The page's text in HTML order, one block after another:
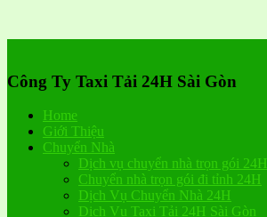
Công Ty Taxi Tải 24H Sài Gòn
Home
Giới Thiệu
Chuyển Nhà
Dịch vụ chuyển nhà trọn gói 24H
Chuyển nhà trọn gói đi tỉnh 24H
Dịch Vụ Chuyển Nhà 24H
Dịch Vụ Taxi Tải 24H Sài Gòn